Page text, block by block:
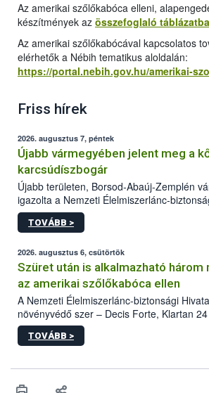
Az amerikai szőlőkabóca elleni,
készítmények az összefoglaló
Az amerikai szőlőkabócával kapcsolatos
elérhetők a Nébih tematikus aloldalán:
https://portal.nebih.gov.hu/amerikai-
Friss hírek
2026. augusztus 7, péntek
Újabb vármegyében jelent meg a
karcsúdíszbogár
Újabb területen, Borsod-Abaúj-Zemplén
igazolta a Nemzeti Élelmiszerlánc-
kőrisrontó karcsúdíszbogár (Agrilus
kártevőt nem csak színcsapdában találták
az intenzív felderítést, emellett az
hatósággal is összehangolják a terjedés
TOVÁBB >
2026. augusztus 6, csütörtök
Szüret után is alkalmazható három
az amerikai szőlőkabóca ellen
A Nemzeti Élelmiszerlánc-biztonsági
növényvédő szer – Decis Forte, Klartan
engedélyokiratát módosította, így azok a
egészen a vesszőérettség (BBCH 91)
érésű szőlőkben is legyen lehetőség a
TOVÁBB >